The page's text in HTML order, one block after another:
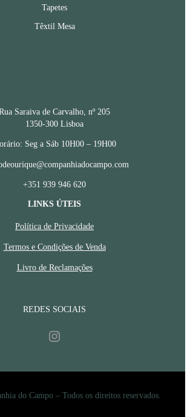
Tapetes
Têxtil Mesa
LINKS ÚTEIS
Política de Privacidade
Termos e Condições de Venda
Livro de Reclamações
REDES SOCIAIS
Instagram
Saraiva de Carvalho, nº 205
1350-300 Lisboa
Seg a Sáb 10H00 – 19H00
+351 939 946 620
do Campo – Todos os direitos reservados.